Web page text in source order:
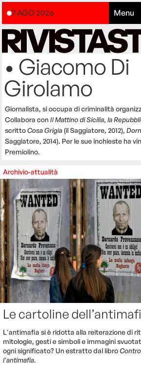
7 AGO 2026 Menu
• Giacomo Di
Girolamo
Giornalista, si occupa di criminalità
Collabora conIl Mattino di Sicilia,la
scrittoCosa Grigia (il Saggiatore, 2012),
Saggiatore, 2014). Per le sue inchieste ha
Premiolino.
Archivio-attualità
Le cartoline
L'antimafia si è ridotta alla reiterazione di
mitologie, gesti e simboli e immagini
ogni significato? Un estratto dal libroContro
l'antimafia.